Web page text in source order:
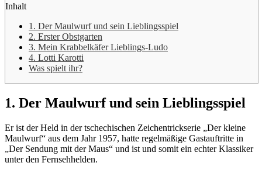
Inhalt
1. Der Maulwurf und sein Lieblingsspiel
2. Erster Obstgarten
3. Mein Krabbelkäfer Lieblings-Ludo
4. Lotti Karotti
Was spielt ihr?
1. Der Maulwurf und sein Lieblingsspiel
Er ist der Held in der tschechischen Zeichentrickserie „Der kleine
Maulwurf“ aus dem Jahr 1957, hatte regelmäßige Gastauftritte in
„Der Sendung mit der Maus“ und ist und somit ein echter Klassiker
unter den Fernsehhelden.